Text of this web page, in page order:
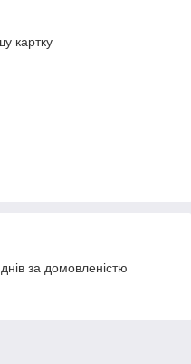
картку
за домовленістю